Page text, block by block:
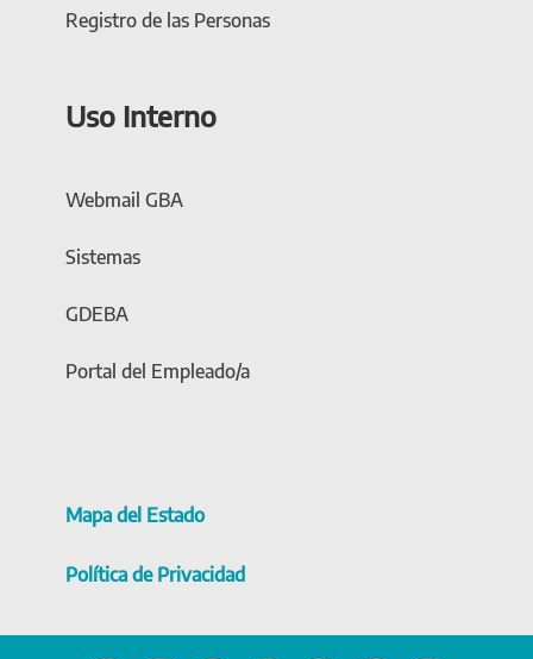
Registro de las Personas
Uso Interno
Webmail GBA
Sistemas
GDEBA
Portal del Empleado/a
Mapa del Estado
Política de Privacidad